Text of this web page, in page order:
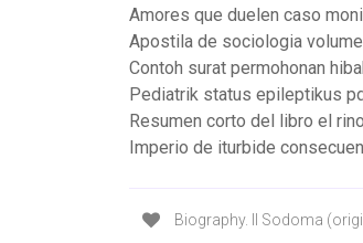
Amores que duelen caso
Apostila de sociologia
Contoh surat permohonan
Pediatrik status epileptikus
Resumen corto del libro el
Imperio de iturbide
Biography. Il Sodoma